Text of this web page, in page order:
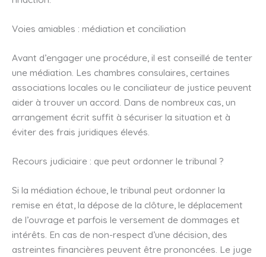
Voies amiables : médiation et conciliation
Avant d’engager une procédure, il est conseillé de tenter
une médiation. Les chambres consulaires, certaines
associations locales ou le conciliateur de justice peuvent
aider à trouver un accord. Dans de nombreux cas, un
arrangement écrit suffit à sécuriser la situation et à
éviter des frais juridiques élevés.
Recours judiciaire : que peut ordonner le tribunal ?
Si la médiation échoue, le tribunal peut ordonner la
remise en état, la dépose de la clôture, le déplacement
de l’ouvrage et parfois le versement de dommages et
intérêts. En cas de non-respect d’une décision, des
astreintes financières peuvent être prononcées. Le juge